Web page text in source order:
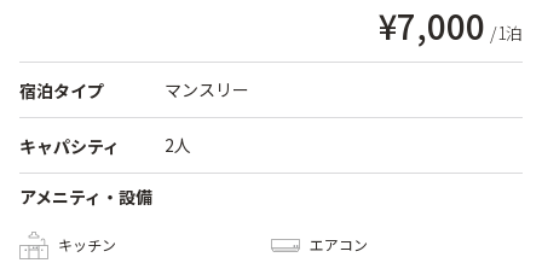
¥7,000 /1泊
宿泊タイプ マンスリー
キャパシティ 2人
アメニティ・設備
キッチン エアコン